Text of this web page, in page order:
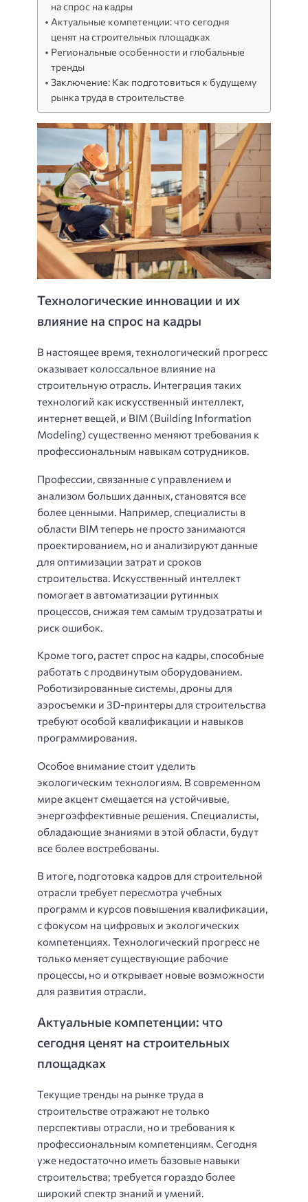
на спрос на кадры
Актуальные компетенции: что сегодня
ценят на строительных площадках
Региональные особенности и глобальные
тренды
Заключение: Как подготовиться к будущему
рынка труда в строительстве
Технологические инновации и их
влияние на спрос на кадры
В настоящее время, технологический прогресс
оказывает колоссальное влияние на
строительную отрасль. Интеграция таких
технологий как искусственный интеллект,
интернет вещей, и BIM (Building Information
Modeling) существенно меняют требования к
профессиональным навыкам сотрудников.
Профессии, связанные с управлением и
анализом больших данных, становятся все
более ценными. Например, специалисты в
области BIM теперь не просто занимаются
проектированием, но и анализируют данные
для оптимизации затрат и сроков
строительства. Искусственный интеллект
помогает в автоматизации рутинных
процессов, снижая тем самым трудозатраты и
риск ошибок.
Кроме того, растет спрос на кадры, способные
работать с продвинутым оборудованием.
Роботизированные системы, дроны для
аэросъемки и 3D-принтеры для строительства
требуют особой квалификации и навыков
программирования.
Особое внимание стоит уделить
экологическим технологиям. В современном
мире акцент смещается на устойчивые,
энергоэффективные решения. Специалисты,
обладающие знаниями в этой области, будут
все более востребованы.
В итоге, подготовка кадров для строительной
отрасли требует пересмотра учебных
программ и курсов повышения квалификации,
с фокусом на цифровых и экологических
компетенциях. Технологический прогресс не
только меняет существующие рабочие
процессы, но и открывает новые возможности
для развития отрасли.
Актуальные компетенции: что
сегодня ценят на строительных
площадках
Текущие тренды на рынке труда в
строительстве отражают не только
перспективы отрасли, но и требования к
профессиональным компетенциям. Сегодня
уже недостаточно иметь базовые навыки
строительства; требуется гораздо более
широкий спектр знаний и умений.